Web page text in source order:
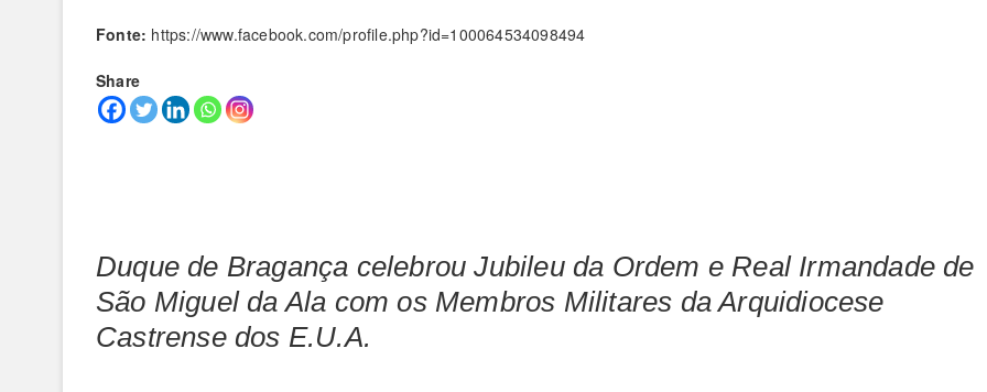
Fonte: https://www.facebook.com/profile.php?id=100064534098494
Share
Duque de Bragança celebrou Jubileu da Ordem e Real Irmandade de
São Miguel da Ala com os Membros Militares da Arquidiocese
Castrense dos E.U.A.